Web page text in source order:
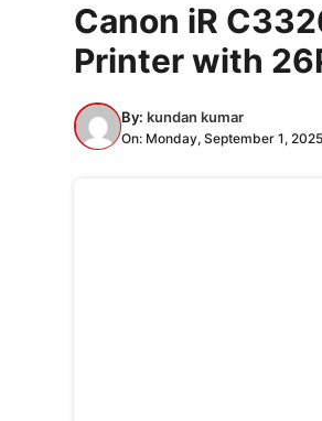
Canon iR
Printer with
By: kundan kumar
On: Monday, September 1,